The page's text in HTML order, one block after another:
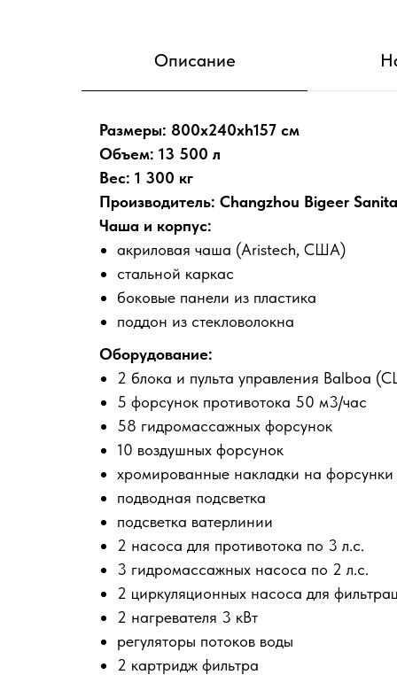
Описание
Размеры: 800x240xh157 см
Объем: 13 500 л
Вес: 1 300 кг
Производитель: Changzhou Bigeer
Чаша и корпус:
акриловая чаша (Aristech, США)
стальной каркас
боковые панели из пластика
поддон из стекловолокна
Оборудование:
2 блока и пульта управления Balboa
5 форсунок противотока 50 м3/час
58 гидромассажных форсунок
10 воздушных форсунок
хромированные накладки на форсунки
подводная подсветка
подсветка ватерлинии
2 насоса для противотока по 3 л.с.
3 гидромассажных насоса по 2 л.с.
2 циркуляционных насоса для
2 нагревателя 3 кВт
регуляторы потоков воды
2 картридж фильтра